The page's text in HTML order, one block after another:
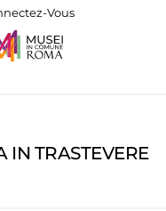
Vous
IN TRASTEVERE